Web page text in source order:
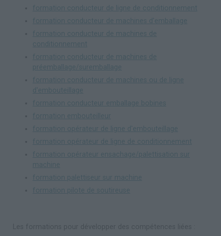
formation conducteur de ligne de conditionnement
formation conducteur de machines d'emballage
formation conducteur de machines de
conditionnement
formation conducteur de machines de
préemballage/suremballage
formation conducteur de machines ou de ligne
d'embouteillage
formation conducteur emballage bobines
formation embouteilleur
formation opérateur de ligne d'embouteillage
formation opérateur de ligne de conditionnement
formation opérateur ensachage/palettisation sur
machine
formation palettiseur sur machine
formation pilote de soutireuse